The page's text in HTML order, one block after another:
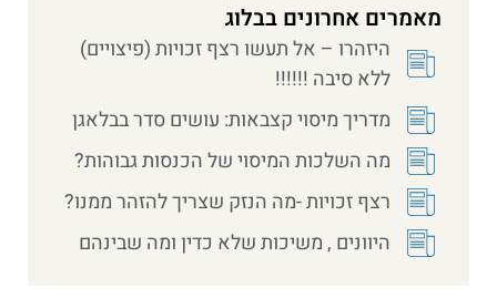
מאמרים אחרונים בבלוג
היזהרו – אל תעשו רצף זכויות (פיצויים)
ללא סיבה !!!!!!
מדריך מיסוי קצבאות: עושים סדר בבלאגן
מה השלכות המיסוי של הכנסות גבוהות?
רצף זכויות -מה הנזק שצריך להזהר ממנו?
היוונים , משיכות שלא כדין ומה שבינהם